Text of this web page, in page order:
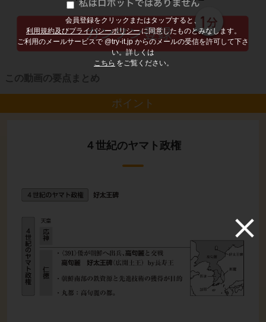
会員登録をクリックまたはタップすると、
利用規約及びプライバシーポリシー に同意したものとみなします。
ご利用のメールサービスで @try-it.jp からのメールの受信を許可して下さ
い。詳しくは
こちら をご覧ください。
この動画の要点まとめ
ポイント
４世紀のヤマト政権